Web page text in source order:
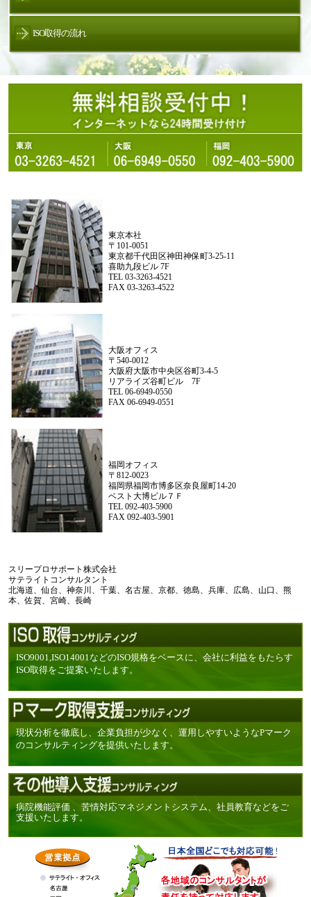
ISO取得の流れ
東京本社
〒101-0051
東京都千代田区神田神保町3-25-11
喜助九段ビル 7F
TEL 03-3263-4521
FAX 03-3263-4522
大阪オフィス
〒540-0012
大阪府大阪市中央区谷町3-4-5
リアライズ谷町ビル 7F
TEL 06-6949-0550
FAX 06-6949-0551
福岡オフィス
〒812-0023
福岡県福岡市博多区奈良屋町14-20
ベスト大博ビル７Ｆ
TEL 092-403-5900
FAX 092-403-5901
スリープロサポート株式会社
サテライトコンサルタント
北海道、仙台、神奈川、千葉、名古屋、京都、徳島、兵庫、広島、山口、熊
本、佐賀、宮崎、長崎
ISO9001,ISO14001などのISO規格をベースに、会社に利益をもたらす
ISO取得をご提案いたします。
現状分析を徹底し、企業負担が少なく、運用しやすいようなPマーク
のコンサルティングを提供いたします。
病院機能評価 、苦情対応マネジメントシステム、社員教育などをご
支援いたします。